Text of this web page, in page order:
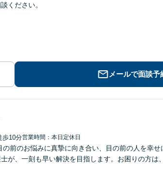
ください。
メールで面談予
歩10分営業時間：本日定休日
の前のお悩みに真摯に向き合い、目の前の人を幸
が、一刻も早い解決を目指します。お困りの方は